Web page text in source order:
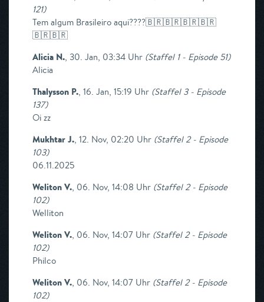
121)
Tem algum Brasileiro aqui????🇧🇷🇧🇷🇧🇷🇧🇷
🇧🇷🇧🇷
Alicia N., 30. Jan, 03:34 Uhr (Staffel 1 - Episode 51)
Alicia
Thalysson P., 16. Jan, 15:19 Uhr (Staffel 3 - Episode
137)
Oi zz
Mukhtar J., 12. Nov, 02:20 Uhr (Staffel 2 - Episode
103)
06.11.2025
Weliton V., 06. Nov, 14:08 Uhr (Staffel 2 - Episode
102)
Welliton
Weliton V., 06. Nov, 14:07 Uhr (Staffel 2 - Episode
102)
Philco
Weliton V., 06. Nov, 14:07 Uhr (Staffel 2 - Episode
102)